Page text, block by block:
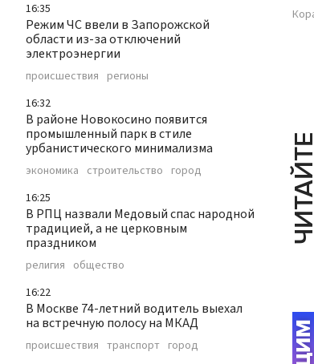
16:35
Режим ЧС ввели в Запорожской
области из-за отключений
электроэнергии
происшествия регионы
16:32
В районе Новокосино появится
промышленный парк в стиле
урбанистического минимализма
экономика строительство город
16:25
В РПЦ назвали Медовый спас народной
традицией, а не церковным
праздником
религия общество
16:22
В Москве 74-летний водитель выехал
на встречную полосу на МКАД
происшествия транспорт город
Ч
И
Т
А
Т
Е
Т
А
К
Ж